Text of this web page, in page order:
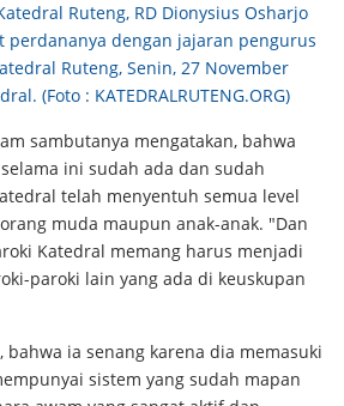
Ruteng, RD Dionysius Osharjo
perdananya dengan jajaran pengurus
Ruteng, Senin, 27 November
(Foto : KATEDRALRUTENG.ORG)
sambutanya mengatakan, bahwa
ini sudah ada dan sudah
telah menyentuh semua level
muda maupun anak-anak. "Dan
Katedral memang harus menjadi
paroki lain yang ada di keuskupan
bahwa ia senang karena dia memasuki
sistem yang sudah mapan